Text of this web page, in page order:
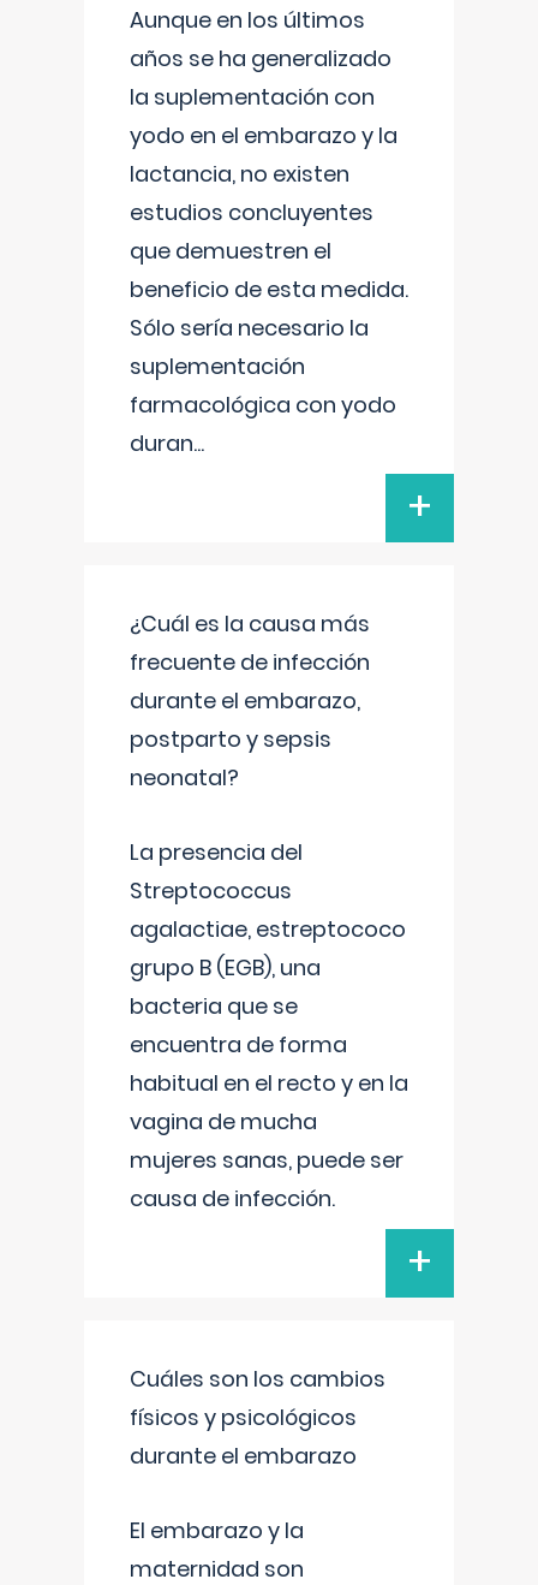
Aunque en los últimos
años se ha generalizado
la suplementación con
yodo en el embarazo y la
lactancia, no existen
estudios concluyentes
que demuestren el
beneficio de esta medida.
Sólo sería necesario la
suplementación
farmacológica con yodo
duran...
+
¿Cuál es la causa más
frecuente de infección
durante el embarazo,
postparto y sepsis
neonatal?
La presencia del
Streptococcus
agalactiae, estreptococo
grupo B (EGB), una
bacteria que se
encuentra de forma
habitual en el recto y en la
vagina de mucha
mujeres sanas, puede ser
causa de infección.
+
Cuáles son los cambios
físicos y psicológicos
durante el embarazo
El embarazo y la
maternidad son